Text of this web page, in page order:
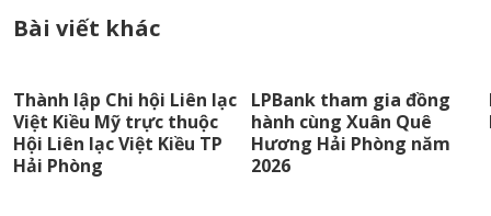
Bài viết khác
Thành lập Chi hội Liên lạc
Việt Kiều Mỹ trực thuộc
Hội Liên lạc Việt Kiều TP
Hải Phòng
LPBank tham gia đồng
hành cùng Xuân Quê
Hương Hải Phòng năm
2026